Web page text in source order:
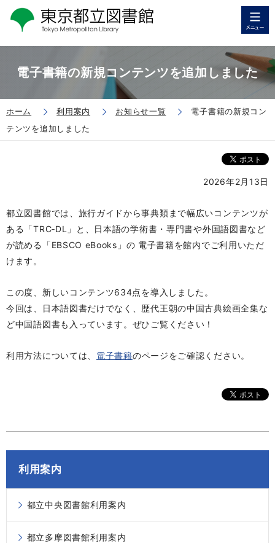
電子書籍の新規コンテンツを追加しました
ホーム 利用案内 お知らせ一覧
電子書籍の新規コン
テンツを追加しました
2026年2月13日
都立図書館では、旅行ガイドから事典類まで幅広いコンテンツが
ある「TRC‐DL」と、日本語の学術書・専門書や外国語図書など
が読める「EBSCO eBooks」の 電子書籍を館内でご利用いただ
けます。
この度、新しいコンテンツ634点を導入しました。
今回は、日本語図書だけでなく、歴代王朝の中国古典絵画全集な
ど中国語図書も入っています。ぜひご覧ください！
利用方法については、 電子書籍のページをご確認ください。
利用案内
都立中央図書館利用案内
都立多摩図書館利用案内